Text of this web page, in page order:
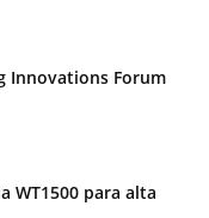
Innovations Forum
WT1500 para alta